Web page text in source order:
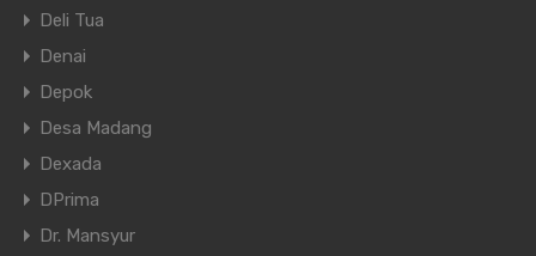
Deli Tua
Denai
Depok
Desa Madang
Dexada
DPrima
Dr. Mansyur